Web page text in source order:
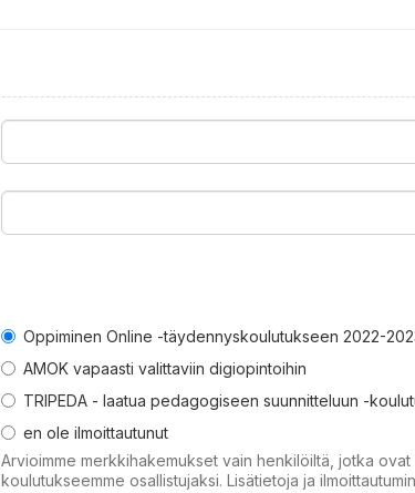
Oppiminen Online -täydennyskoulutukseen 2022-
AMOK vapaasti valittaviin digiopintoihin
TRIPEDA - laatua pedagogiseen suunnitteluun -
en ole ilmoittautunut
Arvioimme merkkihakemukset vain henkilöiltä, jotka
koulutukseemme osallistujaksi. Lisätietoja ja